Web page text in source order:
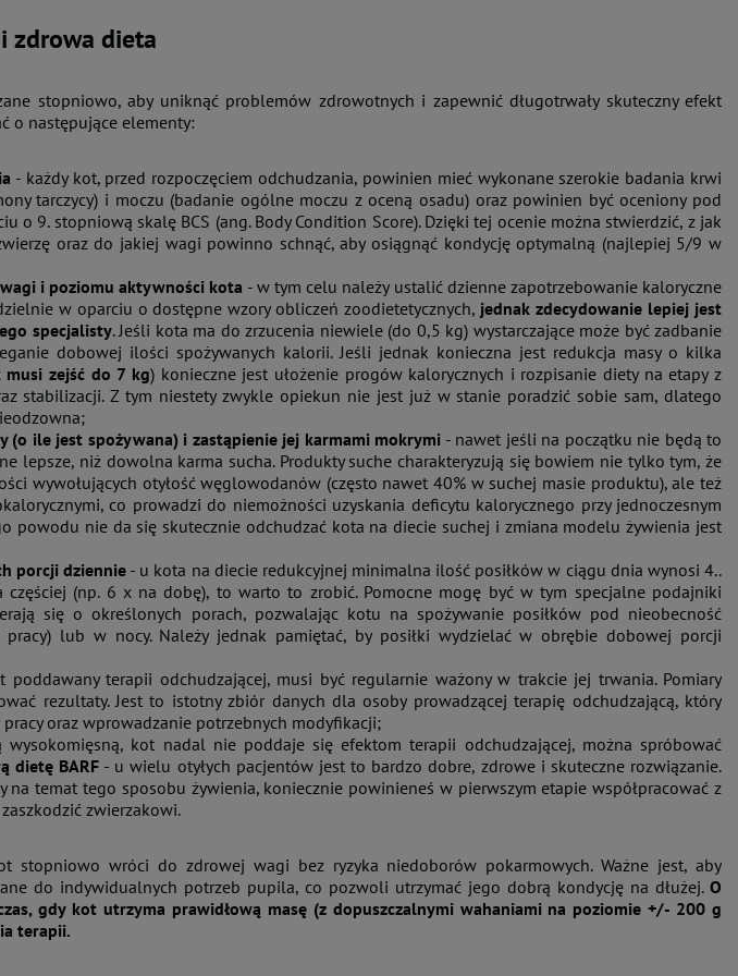
zdrowa dieta
stopniowo, aby uniknąć problemów zdrowotnych i zapewnić długotrwały skuteczny efekt
o następujące elementy:
- każdy kot, przed rozpoczęciem odchudzania, powinien mieć wykonane szerokie badania krwi
tarczycy) i moczu (badanie ogólne moczu z oceną osadu) oraz powinien być oceniony pod
o 9. stopniową skalę BCS (ang. Body Condition Score). Dzięki tej ocenie można stwierdzić, z jak
oraz do jakiej wagi powinno schnąć, aby osiągnąć kondycję optymalną (najlepiej 5/9 w
i poziomu aktywności kota - w tym celu należy ustalić dzienne zapotrzebowanie kaloryczne
w oparciu o dostępne wzory obliczeń zoodietetycznych, jednak zdecydowanie lepiej jest
specjalisty. Jeśli kota ma do zrzucenia niewiele (do 0,5 kg) wystarczające może być zadbanie
dobowej ilości spożywanych kalorii. Jeśli jednak konieczna jest redukcja masy o kilka
zejść do 7 kg) konieczne jest ułożenie progów kalorycznych i rozpisanie diety na etapy z
stabilizacji. Z tym niestety zwykle opiekun nie jest już w stanie poradzić sobie sam, dlatego
(o ile jest spożywana) i zastąpienie jej karmami mokrymi - nawet jeśli na początku nie będą to
lepsze, niż dowolna karma sucha. Produkty suche charakteryzują się bowiem nie tylko tym, że
wywołujących otyłość węglowodanów (często nawet 40% w suchej masie produktu), ale też
co prowadzi do niemożności uzyskania deficytu kalorycznego przy jednoczesnym
powodu nie da się skutecznie odchudzać kota na diecie suchej i zmiana modelu żywienia jest
porcji dziennie- u kota na diecie redukcyjnej minimalna ilość posiłków w ciągu dnia wynosi 4..
(np. 6 x na dobę), to warto to zrobić. Pomocne mogę być w tym specjalne podajniki
się o określonych porach, pozwalając kotu na spożywanie posiłków pod nieobecność
lub w nocy. Należy jednak pamiętać, by posiłki wydzielać w obrębie dobowej porcji
poddawany terapii odchudzającej, musi być regularnie ważony w trakcie jej trwania. Pomiary
rezultaty. Jest to istotny zbiór danych dla osoby prowadzącej terapię odchudzającą, który
oraz wprowadzanie potrzebnych modyfikacji;
kot nadal nie poddaje się efektom terapii odchudzającej, można spróbować
dietę BARF- u wielu otyłych pacjentów jest to bardzo dobre, zdrowe i skuteczne rozwiązanie.
na temat tego sposobu żywienia, koniecznie powinieneś w pierwszym etapie współpracować z
zwierzakowi.
stopniowo wróci do zdrowej wagi bez ryzyka niedoborów pokarmowych. Ważne jest, aby
do indywidualnych potrzeb pupila, co pozwoli utrzymać jego dobrą kondycję na dłużej. O
gdy kot utrzyma prawidłową masę (z dopuszczalnymi wahaniami na poziomie +/- 200 g
terapii.